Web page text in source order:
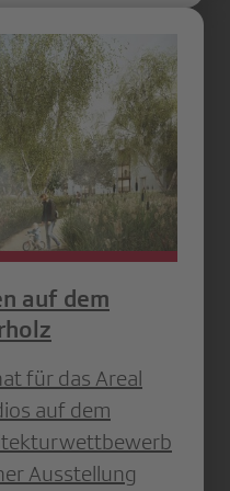
auf dem
für das Areal
auf dem
Ausstellung